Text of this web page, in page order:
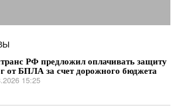
РФ предложил оплачивать защиту
от БПЛА за счет дорожного бюджета
15:25